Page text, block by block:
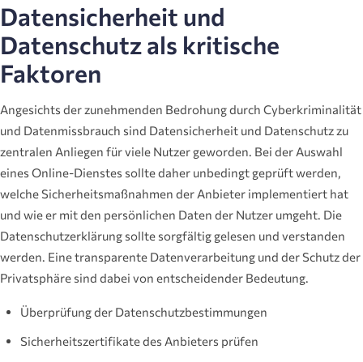
Datensicherheit und
Datenschutz als kritische
Faktoren
Angesichts der zunehmenden Bedrohung durch Cyberkriminalität
und Datenmissbrauch sind Datensicherheit und Datenschutz zu
zentralen Anliegen für viele Nutzer geworden. Bei der Auswahl
eines Online-Dienstes sollte daher unbedingt geprüft werden,
welche Sicherheitsmaßnahmen der Anbieter implementiert hat
und wie er mit den persönlichen Daten der Nutzer umgeht. Die
Datenschutzerklärung sollte sorgfältig gelesen und verstanden
werden. Eine transparente Datenverarbeitung und der Schutz der
Privatsphäre sind dabei von entscheidender Bedeutung.
Überprüfung der Datenschutzbestimmungen
Sicherheitszertifikate des Anbieters prüfen